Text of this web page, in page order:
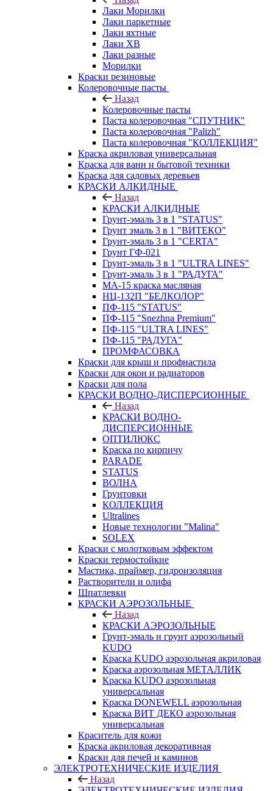
Лаки Морилки
Лаки паркетные
Лаки яхтные
Лаки ХВ
Лаки разные
Морилки
Краски резиновые
Колеровочные пасты
Назад
Колеровочные пасты
Паста колеровочная "СПУТНИК"
Паста колеровочная "Palizh"
Паста колеровочная "КОЛЛЕКЦИЯ"
Краска акриловая универсальная
Краска для ванн и бытовой техники
Краска для садовых деревьев
КРАСКИ АЛКИДНЫЕ
Назад
КРАСКИ АЛКИДНЫЕ
Грунт-эмаль 3 в 1 "STATUS"
Грунт эмаль 3 в 1 "ВИТЕКО"
Грунт-эмаль 3 в 1 "CERTA"
Грунт ГФ-021
Грунт-эмаль 3 в 1 "ULTRA LINES"
Грунт-эмаль 3 в 1 "РАДУГА"
МА-15 краска масляная
НЦ-132П "БЕЛКОЛОР"
ПФ-115 "STATUS"
ПФ-115 "Snezhna Premium"
ПФ-115 "ULTRA LINES"
ПФ-115 "РАДУГА"
ПРОМФАСОВКА
Краски для крыш и профнастила
Краски для окон и радиаторов
Краски для пола
КРАСКИ ВОДНО-ДИСПЕРСИОННЫЕ
Назад
КРАСКИ ВОДНО-
ДИСПЕРСИОННЫЕ
ОПТИЛЮКС
Краска по кирпичу
PARADE
STATUS
ВОЛНА
Грунтовки
КОЛЛЕКЦИЯ
Ultralines
Новые технологии "Malina"
SOLEX
Краски с молотковым эффектом
Краски термостойкие
Мастика, праймер, гидроизоляция
Растворители и олифа
Шпатлевки
КРАСКИ АЭРОЗОЛЬНЫЕ
Назад
КРАСКИ АЭРОЗОЛЬНЫЕ
Грунт-эмаль и грунт аэрозольный
KUDO
Краска KUDO аэрозольная акриловая
Краска аэрозольная МЕТАЛЛИК
Краска KUDO аэрозольная
универсальная
Краска DONEWELL аэрозольная
Краска ВИТ ДЕКО аэрозольная
универсальная
Краситель для кожи
Краска акриловая декоративная
Краски для печей и каминов
ЭЛЕКТРОТЕХНИЧЕСКИЕ ИЗДЕЛИЯ
Назад